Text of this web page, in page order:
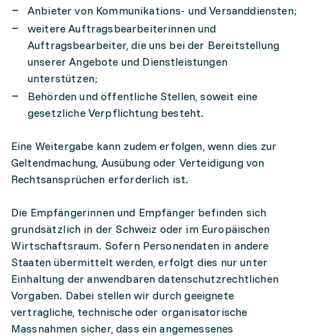
Anbieter von Kommunikations- und Versanddiensten;
weitere Auftragsbearbeiterinnen und
Auftragsbearbeiter, die uns bei der Bereitstellung
unserer Angebote und Dienstleistungen
unterstützen;
Behörden und öffentliche Stellen, soweit eine
gesetzliche Verpflichtung besteht.
Eine Weitergabe kann zudem erfolgen, wenn dies zur
Geltendmachung, Ausübung oder Verteidigung von
Rechtsansprüchen erforderlich ist.
Die Empfängerinnen und Empfänger befinden sich
grundsätzlich in der Schweiz oder im Europäischen
Wirtschaftsraum. Sofern Personendaten in andere
Staaten übermittelt werden, erfolgt dies nur unter
Einhaltung der anwendbaren datenschutzrechtlichen
Vorgaben. Dabei stellen wir durch geeignete
vertragliche, technische oder organisatorische
Massnahmen sicher, dass ein angemessenes